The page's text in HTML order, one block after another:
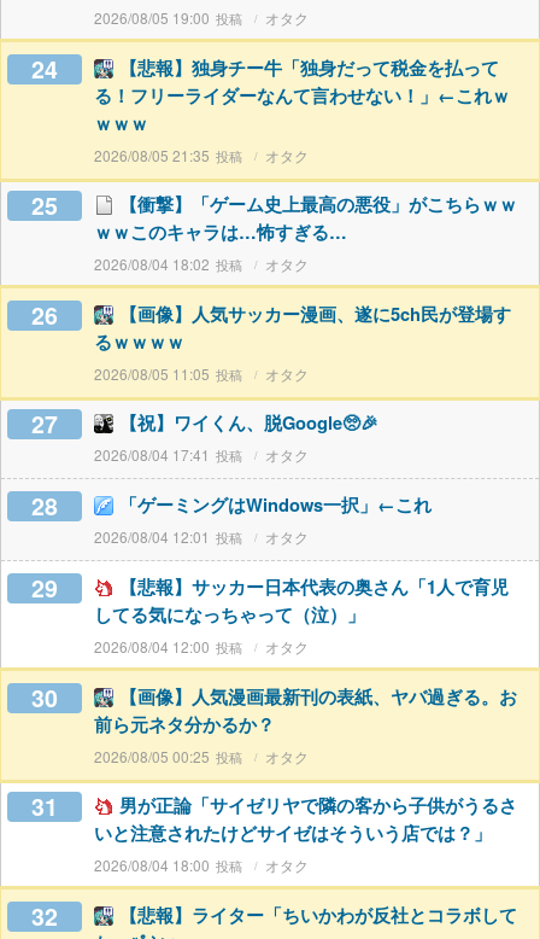
2026/08/05 19:00 オタク
24
【悲報】独身チー牛「独身だって税金を払って
る！フリーライダーなんて言わせない！」←これｗ
ｗｗｗ
2026/08/05 21:35 オタク
25
【衝撃】「ゲーム史上最高の悪役」がこちらｗｗ
ｗｗこのキャラは…怖すぎる…
2026/08/04 18:02 オタク
26
【画像】人気サッカー漫画、遂に5ch民が登場す
るｗｗｗｗ
2026/08/05 11:05 オタク
27 【祝】ワイくん、脱Google🥺🎉
2026/08/04 17:41 オタク
28 「ゲーミングはWindows一択」←これ
2026/08/04 12:01 オタク
29
【悲報】サッカー日本代表の奥さん「1人で育児
してる気になっちゃって（泣）」
2026/08/04 12:00 オタク
30
【画像】人気漫画最新刊の表紙、ヤバ過ぎる。お
前ら元ネタ分かるか？
2026/08/05 00:25 オタク
31
男が正論「サイゼリヤで隣の客から子供がうるさ
いと注意されたけどサイゼはそういう店では？」
2026/08/04 18:00 オタク
32
【悲報】ライター「ちいかわが反社とコラボして